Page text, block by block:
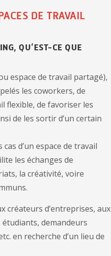
DE TRAVAIL
QU’EST-CE QUE
espace de travail partagé),
les coworkers, de
flexible, de favoriser les
de les sortir d’un certain
d’un espace de travail
les échanges de
la créativité, voire
créateurs d’entreprises, aux
demandeurs
en recherche d’un lieu de